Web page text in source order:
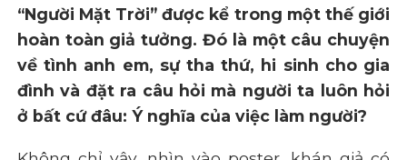
“Người Mặt Trời” được kể trong một thế giới
hoàn toàn giả tưởng. Đó là một câu chuyện
về tình anh em, sự tha thứ, hi sinh cho gia
đình và đặt ra câu hỏi mà người ta luôn hỏi
ở bất cứ đâu: Ý nghĩa của việc làm người?